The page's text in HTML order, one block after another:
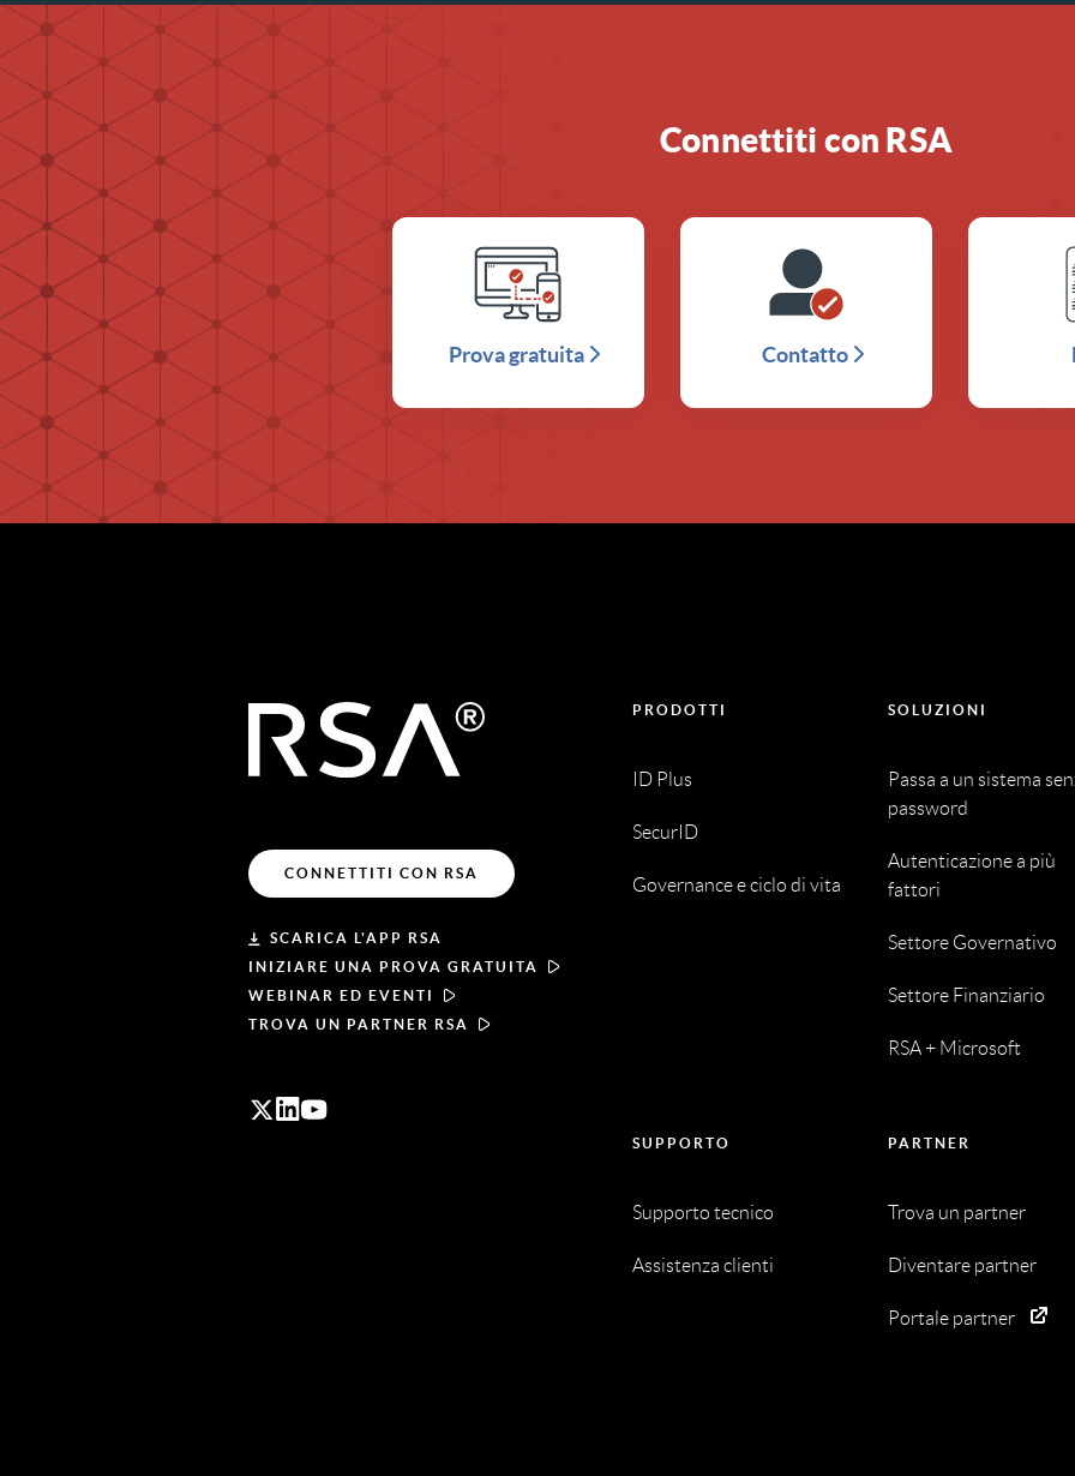
Connettiti con RSA
Prova gratuita Contatto
CONNETTITI CON RSA
SCARICA L'APP RSA
INIZIARE UNA PROVA GRATUITA
WEBINAR ED EVENTI
TROVA UN PARTNER RSA
PRODOTTI
ID Plus
SecurID
Governance e ciclo di vita
SOLUZIONI
Passa a un sistema
password
Autenticazione a più
fattori
Settore Governativo
Settore Finanziario
RSA + Microsoft
SUPPORTO
Supporto tecnico
Assistenza clienti
PARTNER
Trova un partner
Diventare partner
Portale partner